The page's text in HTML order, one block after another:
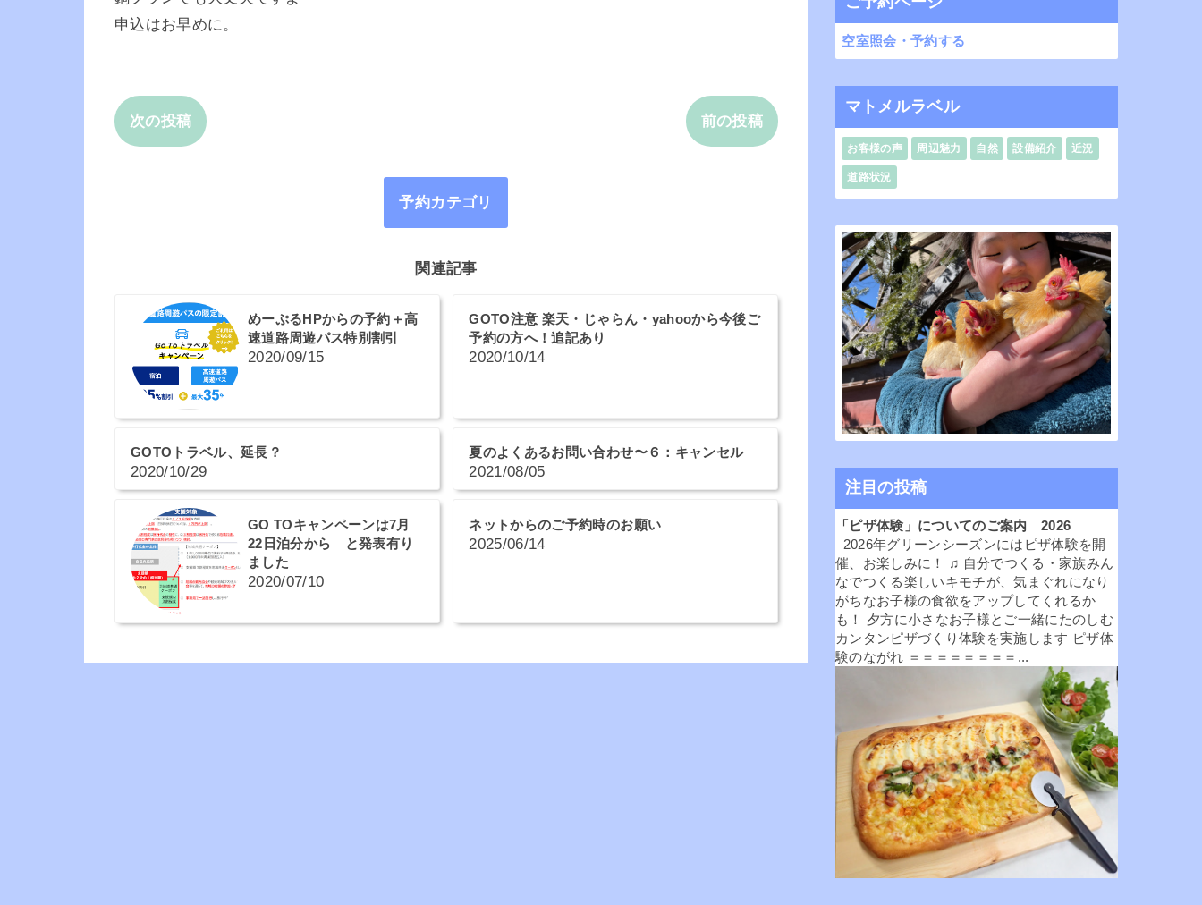
申込はお早めに。
次の投稿 前の投稿
予約カテゴリ
関連記事
めーぷるHPからの予約＋高
速道路周遊パス特別割引
2020/09/15
GOTO注意 楽天・じゃらん・yahooから今後ご
予約の方へ！追記あり
2020/10/14
GOTOトラベル、延長？
2020/10/29
夏のよくあるお問い合わせ〜６：キャンセル
2021/08/05
GO TOキャンペーンは7月
22日泊分から と発表有り
ました
2020/07/10
ネットからのご予約時のお願い
2025/06/14
空室照会・予約する
マトメルラベル
お客様の声 周辺魅力 自然 設備紹介 近況
道路状況
注目の投稿
「ピザ体験」についてのご案内 2026
2026年グリーンシーズンにはピザ体験を開
催、お楽しみに！ ♫ 自分でつくる・家族みん
なでつくる楽しいキモチが、気まぐれになり
がちなお子様の食欲をアップしてくれるか
も！ 夕方に小さなお子様とご一緒にたのしむ
カンタンピザづくり体験を実施します ピザ体
験のながれ ＝＝＝＝＝＝＝＝...